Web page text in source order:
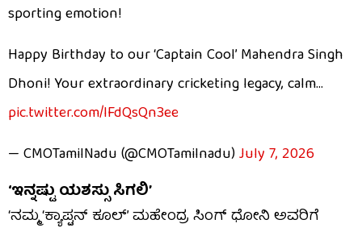
sporting emotion!
Happy Birthday to our ‘Captain Cool’ Mahendra Singh
Dhoni! Your extraordinary cricketing legacy, calm…
pic.twitter.com/lFdQsQn3ee
— CMOTamilNadu (@CMOTamilnadu)July 7, 2026
‘ಇನ್ನಷ್ಟು ಯಶಸ್ಸು ಸಿಗಲಿ’
‘ನಮ್ಮ ‘ಕ್ಯಾಪ್ಟನ್ ಕೂಲ್’ ಮಹೇಂದ್ರ ಸಿಂಗ್ ಧೋನಿ ಅವರಿಗೆ